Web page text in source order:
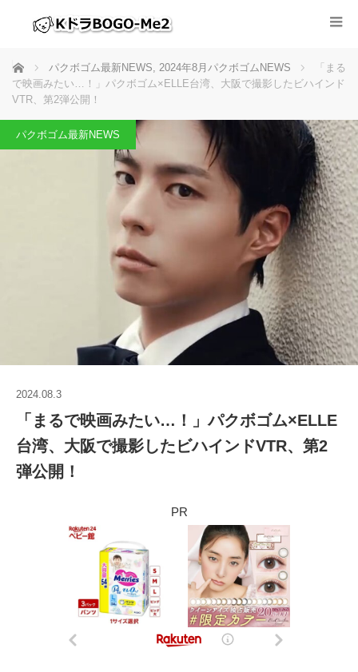
ホーム パクボゴム最新NEWS, 2024年8月パクボゴムNEWS
「まる
で映画みたい…！」パクボゴム×ELLE台湾、大阪で撮影したビハインド
VTR、第2弾公開！
パクボゴム最新NEWS
2024.08.3
「まるで映画みたい…！」パクボゴム×ELLE
台湾、大阪で撮影したビハインドVTR、第2
弾公開！
PR